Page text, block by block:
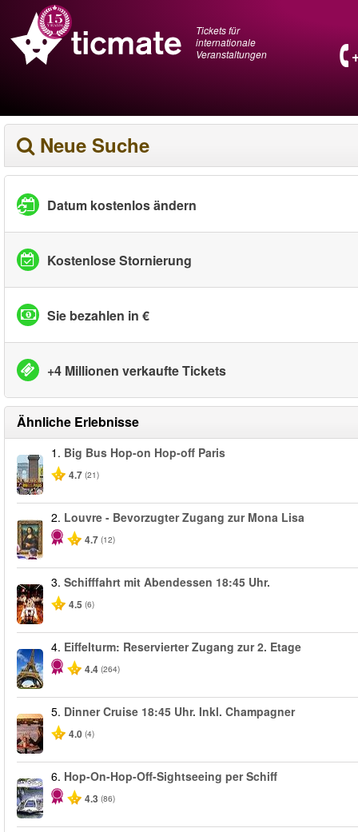
Tickets für
internationale
Veranstaltungen
Neue Suche
Datum kostenlos ändern
Kostenlose Stornierung
Sie bezahlen in €
+4 Millionen verkaufte Tickets
Ähnliche Erlebnisse
1. Big Bus Hop-on Hop-off Paris
4.7 (21)
2. Louvre - Bevorzugter Zugang zur Mona Lisa
4.7 (12)
3. Schifffahrt mit Abendessen 18:45 Uhr.
4.5 (6)
4. Eiffelturm: Reservierter Zugang zur 2. Etage
4.4 (264)
5. Dinner Cruise 18:45 Uhr. Inkl. Champagner
4.0 (4)
6. Hop-On-Hop-Off-Sightseeing per Schiff
4.3 (86)